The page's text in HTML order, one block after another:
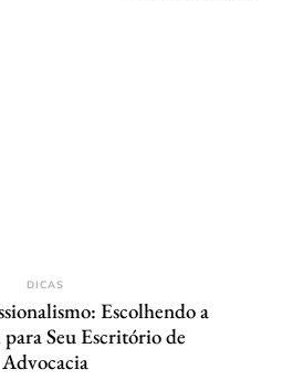
DICAS
Escolhendo a
Seu Escritório de
Advocacia